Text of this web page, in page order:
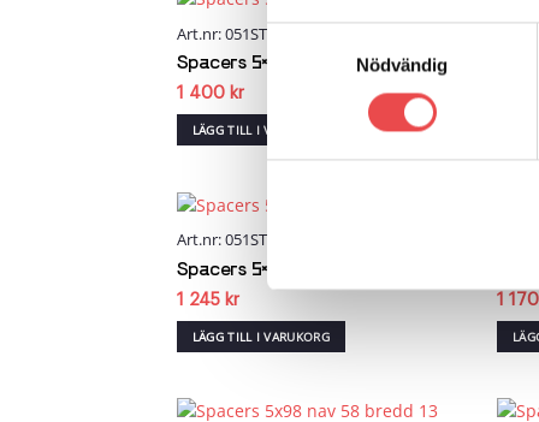
Samtyckesval
Nödvändig
wishlist
Art.nr: 051STB227
Spacers 5×120 nav 74,0 bredd 13
1 400 kr
LÄGG TILL I VARUKORG
Art.nr: 051STB222
Spacers 5×112 nav 66,5 bredd 13
1 245 kr
LÄGG TILL I VARUKORG
1